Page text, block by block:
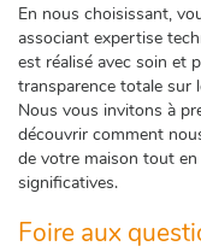
En nous choisissant,
associant expertise
est réalisé avec soin et
transparence totale sur
Nous vous invitons à
découvrir comment
de votre maison tout
significatives.
Foire aux